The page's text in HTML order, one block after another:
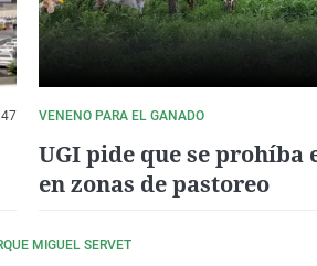
VENENO PARA EL GANADO
UGI pide que se prohíba
en zonas de pastoreo
MIGUEL SERVET